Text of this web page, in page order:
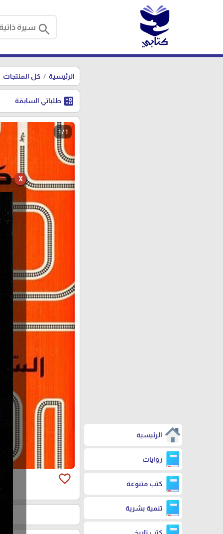
search
الرئيسية
روايات
كتب متنوعة
تنمية بشرية
الرئيسية كل المنتجات
ballot طلباتي السابقة
X
1 / 1
favorite_border